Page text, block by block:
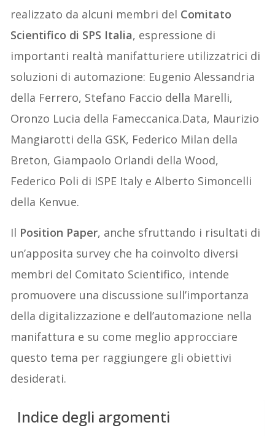
realizzato da alcuni membri del Comitato
Scientifico di SPS Italia, espressione di
importanti realtà manifatturiere utilizzatrici di
soluzioni di automazione: Eugenio Alessandria
della Ferrero, Stefano Faccio della Marelli,
Oronzo Lucia della Fameccanica.Data, Maurizio
Mangiarotti della GSK, Federico Milan della
Breton, Giampaolo Orlandi della Wood,
Federico Poli di ISPE Italy e Alberto Simoncelli
della Kenvue.
Il Position Paper, anche sfruttando i risultati di
un’apposita survey che ha coinvolto diversi
membri del Comitato Scientifico, intende
promuovere una discussione sull’importanza
della digitalizzazione e dell’automazione nella
manifattura e su come meglio approcciare
questo tema per raggiungere gli obiettivi
desiderati.
Indice degli argomenti